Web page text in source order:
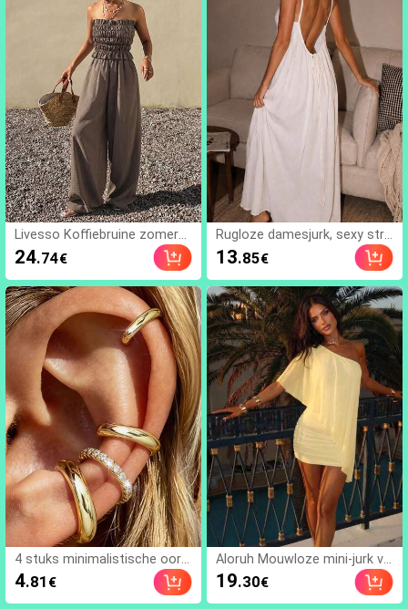
perfect voor verjaardags- en
vakantiecadeaus, dagelijkse v
errassing kleine cadeaus, kaw
aii, stemmingsverbeterend
Livesso Koffiebruine zomers
e casual vakantie outfit voor
dames, 2-delige set, lente & z
omer, nauwsluitende tube to
p met ruches en patchwork, r
echte broek, kantoor
24.74€
4 stuks minimalistische oorkl
emset met kubische zirkonia
- kan gestapeld worden, geen
piercing nodig, geschikt voor
4.81 €
Rugloze damesjurk, sexy stra
ndnachtjurk, witte damesjurk,
casual zomerjurk met spagh
ettibandjes voor dames, huisj
urk, zomers jurk voor dames,
vakantiecore
13.85€
Aloruh Mouwloze mini-jurk vo
or dames in effen kleur, ideaa
l voor een strandvakantie.
19.30€